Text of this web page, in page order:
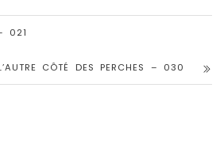
021
CÔTÉ DES PERCHES – 030